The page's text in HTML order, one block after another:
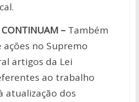
– Também
no Supremo
artigos da Lei
ao trabalho
atualização dos